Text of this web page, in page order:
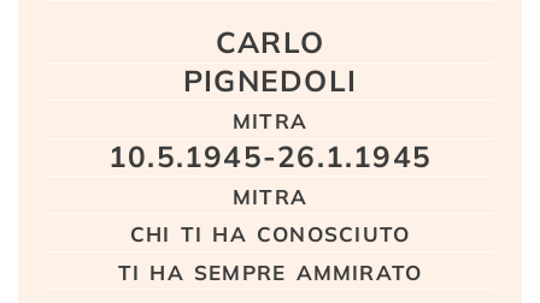
CARLO
PIGNEDOLI
mitra
10.5.1945-26.1.1945
mitra
chi ti ha conosciuto
ti ha sempre ammirato